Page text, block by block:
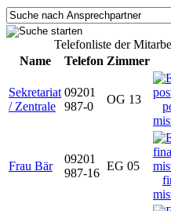
Telefonliste der
Name
Telefon Zimmer
Sekretariat
/ Zentrale
09201
987-0
OG 13
Frau Bär
09201
987-16
EG 05